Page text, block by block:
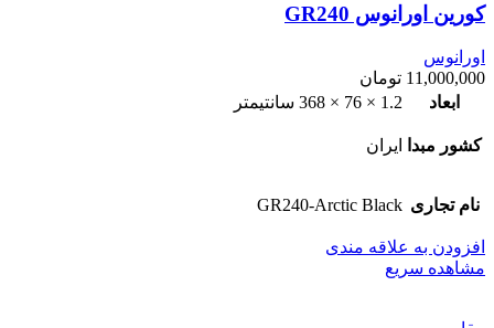
کورین اورانوس GR240
اورانوس
11,000,000 تومان
ابعاد
1.2 × 76 × 368 سانتیمتر
کشور مبدا ایران
نام تجاری GR240-Arctic Black
افزودن به علاقه مندی
مشاهده سریع